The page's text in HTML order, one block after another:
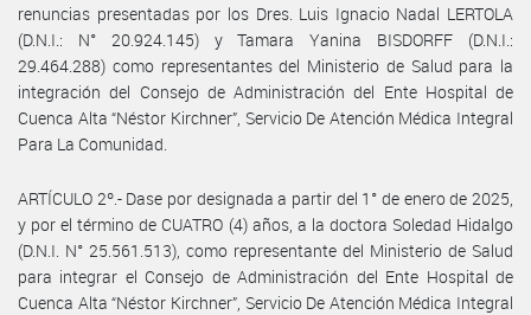
renuncias presentadas por los Dres. Luis Ignacio Nadal LERTOLA
(D.N.I.: N° 20.924.145) y Tamara Yanina BISDORFF (D.N.I.:
29.464.288) como representantes del Ministerio de Salud para la
integración del Consejo de Administración del Ente Hospital de
Cuenca Alta “Néstor Kirchner”, Servicio De Atención Médica Integral
Para La Comunidad.
ARTÍCULO 2º.- Dase por designada a partir del 1° de enero de 2025,
y por el término de CUATRO (4) años, a la doctora Soledad Hidalgo
(D.N.I. N° 25.561.513), como representante del Ministerio de Salud
para integrar el Consejo de Administración del Ente Hospital de
Cuenca Alta “Néstor Kirchner”, Servicio De Atención Médica Integral